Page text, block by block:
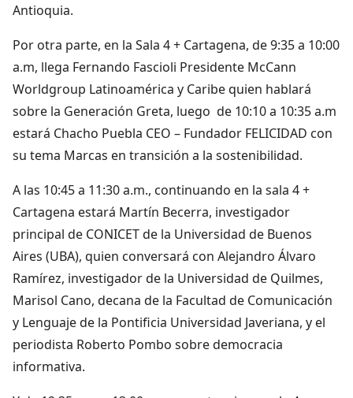
Antioquia.
Por otra parte, en la Sala 4 + Cartagena, de 9:35 a 10:00
a.m, llega Fernando Fascioli Presidente McCann
Worldgroup Latinoamérica y Caribe quien hablará
sobre la Generación Greta, luego de 10:10 a 10:35 a.m
estará Chacho Puebla CEO – Fundador FELICIDAD con
su tema Marcas en transición a la sostenibilidad.
A las 10:45 a 11:30 a.m., continuando en la sala 4 +
Cartagena estará Martín Becerra, investigador
principal de CONICET de la Universidad de Buenos
Aires (UBA), quien conversará con Alejandro Álvaro
Ramírez, investigador de la Universidad de Quilmes,
Marisol Cano, decana de la Facultad de Comunicación
y Lenguaje de la Pontificia Universidad Javeriana, y el
periodista Roberto Pombo sobre democracia
informativa.